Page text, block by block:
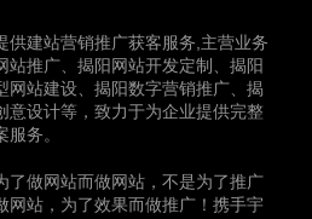
供建站营销推广获客服务,主营业务
站推广、揭阳网站开发定制、揭阳
网站建设、揭阳数字营销推广、揭
意设计等，致力于为企业提供完整
务。
了做网站而做网站，不是为了推广
网站，为了效果而做推广！携手宇